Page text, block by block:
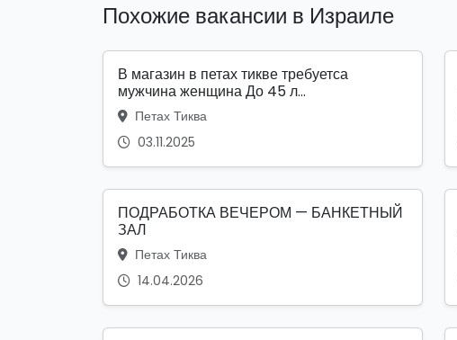
Похожие вакансии в Израиле
В магазин в петах тикве требуетса
мужчина женщина До 45 л...
Петах Тиква
03.11.2025
ПОДРАБОТКА ВЕЧЕРОМ — БАНКЕТНЫЙ
ЗАЛ
Петах Тиква
14.04.2026